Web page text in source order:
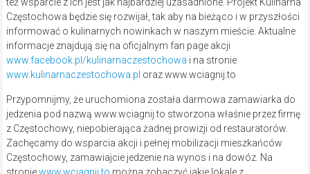
Częstochowa będzie się rozwijał, tak aby na bieżąco i w przyszłości
informować o kulinarnych nowinkach w naszym mieście. Aktualne
informacje znajdują się na oficjalnym fan page akcji
www.facebook.pl/kulinarnaczestochowa i na stronie
www.kulinarnaczestochowa.pl oraz www.wciagnij.to
Przypomnijmy, że uruchomiona została darmowa zamawiarka do
jedzenia pod nazwą www.wciagnij.to stworzona właśnie przez firmę
z Częstochowy, niepobierająca żadnej prowizji od restauratorów.
Zachęcamy do wsparcia akcji i pełnej mobilizacji mieszkańców
Częstochowy, zamawiajcie jedzenie na wynos i na dowóz. Na